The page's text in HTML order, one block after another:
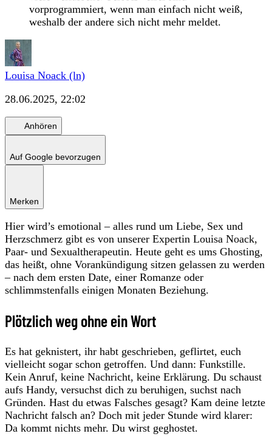
vorprogrammiert, wenn man einfach nicht weiß,
weshalb der andere sich nicht mehr meldet.
Louisa Noack (ln)
28.06.2025, 22:02
Anhören
Auf Google bevorzugen
Merken
Hier wird’s emotional – alles rund um Liebe, Sex und
Herzschmerz gibt es von unserer Expertin Louisa Noack,
Paar- und Sexualtherapeutin. Heute geht es ums Ghosting,
das heißt, ohne Vorankündigung sitzen gelassen zu werden
– nach dem ersten Date, einer Romanze oder
schlimmstenfalls einigen Monaten Beziehung.
Plötzlich weg ohne ein Wort
Es hat geknistert, ihr habt geschrieben, geflirtet, euch
vielleicht sogar schon getroffen. Und dann: Funkstille.
Kein Anruf, keine Nachricht, keine Erklärung. Du schaust
aufs Handy, versuchst dich zu beruhigen, suchst nach
Gründen. Hast du etwas Falsches gesagt? Kam deine letzte
Nachricht falsch an? Doch mit jeder Stunde wird klarer:
Da kommt nichts mehr. Du wirst geghostet.